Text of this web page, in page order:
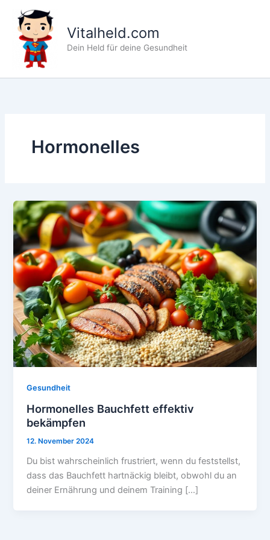
Inhalt
springen
Vitalheld.com
Dein Held für deine Gesundheit
Hormonelles
Gesundheit
Hormonelles Bauchfett effektiv
bekämpfen
12. November 2024
Du bist wahrscheinlich frustriert, wenn du feststellst,
dass das Bauchfett hartnäckig bleibt, obwohl du an
deiner Ernährung und deinem Training […]